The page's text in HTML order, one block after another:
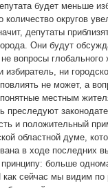
будет меньше
количество округов
депутаты
Они будут
вопросы глобального
избиратель, ни
не может, а
понятные местным
преследуют
и положительный
областной думе,
в ходе последних
принципу: больше
как сейчас мы видим по